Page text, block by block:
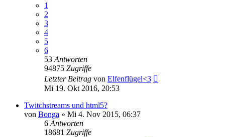
1
2
3
4
5
6
53 Antworten
94875 Zugriffe
Letzter Beitrag von Elfenflügel<3
Mi 19. Okt 2016, 20:53
Twitchstreams und html5?
von Bonga » Mi 4. Nov 2015, 06:37
6 Antworten
18681 Zugriffe